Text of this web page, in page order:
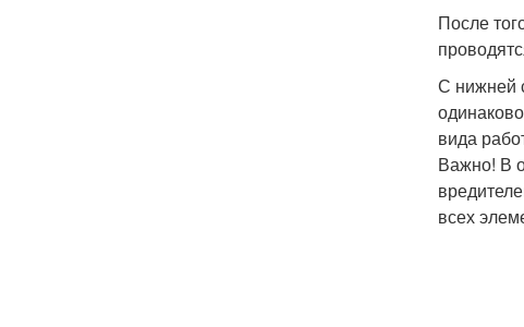
После
С нижней
вида
Важно! В
всех